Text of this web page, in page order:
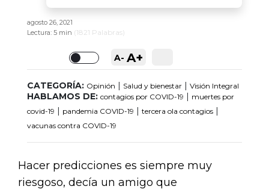
agosto 26, 2021
Lectura: 5 min ( 1821 Palabras)
Toggle
A- A+
CATEGORÍA: Opinión | Salud y bienestar | Visión Integral
HABLAMOS DE: contagios por COVID-19 | muertes por
covid-19 | pandemia COVID-19 | tercera ola contagios |
vacunas contra COVID-19
Hacer predicciones es siempre muy
riesgoso, decía un amigo que